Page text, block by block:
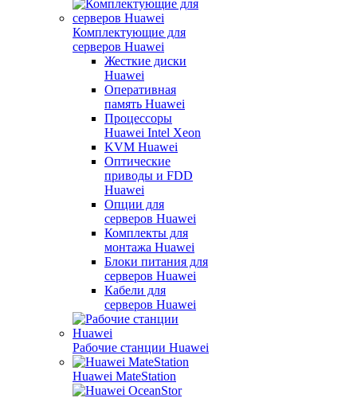
Комплектующие для
серверов Huawei
Жесткие диски
Huawei
Оперативная
память Huawei
Процессоры
Huawei Intel Xeon
KVM Huawei
Оптические
приводы и FDD
Huawei
Опции для
серверов Huawei
Комплекты для
монтажа Huawei
Блоки питания для
серверов Huawei
Кабели для
серверов Huawei
Рабочие станции Huawei
Huawei MateStation